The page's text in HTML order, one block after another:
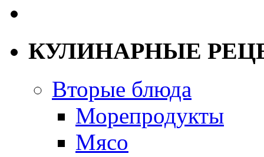
КУЛИНАРНЫЕ
Вторые блюда
Морепродукты
Мясо